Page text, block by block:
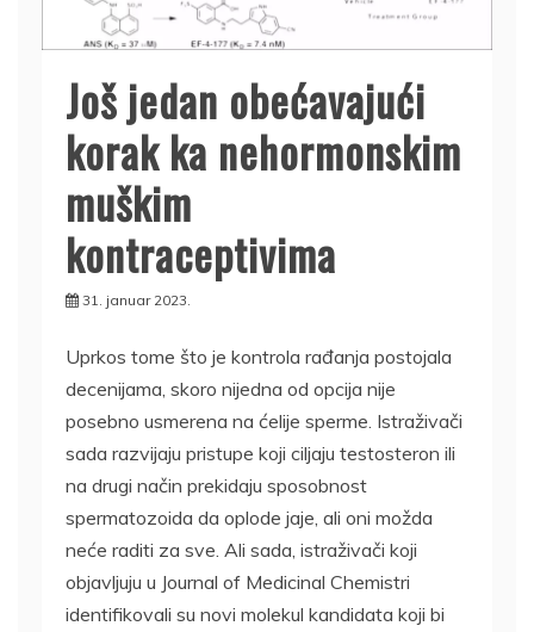
Još jedan obećavajući
korak ka nehormonskim
muškim
kontraceptivima
31. januar 2023.
Uprkos tome što je kontrola rađanja postojala
decenijama, skoro nijedna od opcija nije
posebno usmerena na ćelije sperme. Istraživači
sada razvijaju pristupe koji ciljaju testosteron ili
na drugi način prekidaju sposobnost
spermatozoida da oplode jaje, ali oni možda
neće raditi za sve. Ali sada, istraživači koji
objavljuju u Journal of Medicinal Chemistri
identifikovali su novi molekul kandidata koji bi